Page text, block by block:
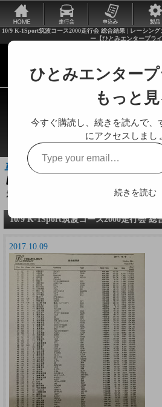
10/9 K-1Sport筑波コース2000走行会 総合結果 | レーシン
ー【ひとみエンタープライ
走行会やレーシングカーに関する様々な
10/9 K-1Sport筑波コース2000走行会 総
2017.10.09
ひとみエンター
もっと
今すぐ購読し、続きを読んで、
にアクセスしまし
Type
your
email…
続きを読む